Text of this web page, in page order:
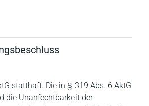
statthaft. Die in § 319 Abs. 6 AktG
die Unanfechtbarkeit der